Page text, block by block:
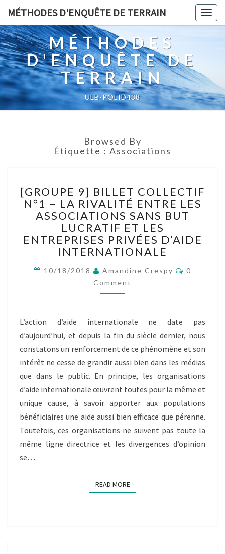
MÉTHODES D'ENQUÊTE DE TERRAIN
MÉTHODES
D'ENQUÊTE DE
TERRAIN
ULB-POLID438
Browsed By
Étiquette : Associations
BILLET
COLLECTIF
N°1
–
LA
RIVALITÉ
ENTRE
LES
ASSOCIATIONS
LUCRATIF
ET
LES
ENTREPRISES
PRIVÉES
D’AIDE
INTERNATIONALE
[GROUPE 9] BILLET COLLECTIF
N°1 – LA RIVALITÉ ENTRE LES
ASSOCIATIONS SANS BUT
LUCRATIF ET LES
ENTREPRISES PRIVÉES D’AIDE
INTERNATIONALE
10/18/2018 Amandine Crespy
0
Comment
L’action d’aide internationale ne date pas
d’aujourd’hui, et depuis la fin du siècle dernier, nous
constatons un renforcement de ce phénomène et son
intérêt ne cesse de grandir aussi bien dans les médias
que dans le public. En principe, les organisations
d’aide internationale œuvrent toutes pour la même et
unique cause, à savoir apporter aux populations
bénéficiaires une aide aussi bien efficace que pérenne.
Toutefois, ces organisations ne suivent pas toute la
même ligne directrice et les divergences d’opinion
se…
READ MOREREAD MORE